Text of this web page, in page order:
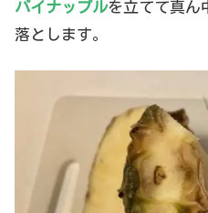
パイナップルを立てて真ん
落とします。